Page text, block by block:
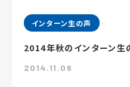
インターン生の声
2014年秋のインターン生
2014.11.06